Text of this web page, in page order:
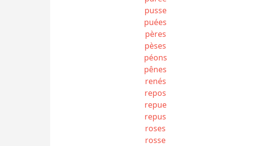
pusse
puées
pères
pèses
péons
pênes
renés
repos
repue
repus
roses
rosse